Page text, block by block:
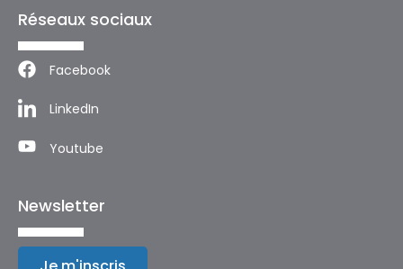
Réseaux sociaux
Facebook
LinkedIn
Youtube
Newsletter